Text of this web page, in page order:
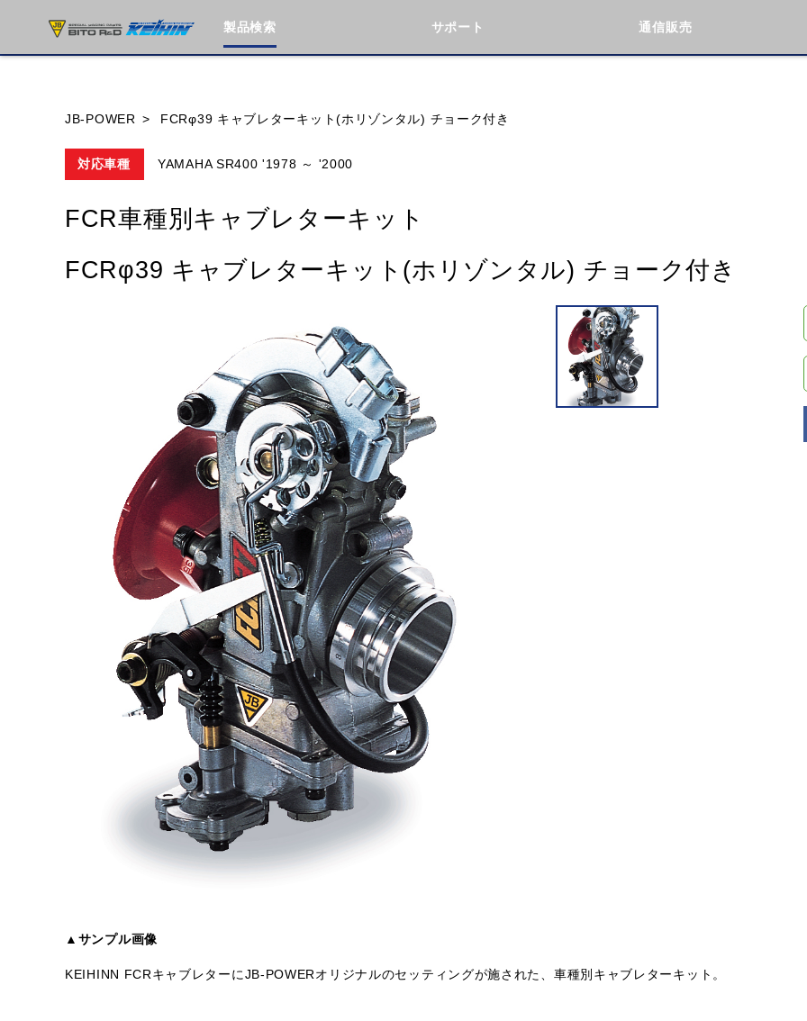
製品検索 サポート 通信販売
閉じる
JB-POWER FCRφ39 キャブレターキット(ホリゾンタル) チョーク付き
対応車種 YAMAHA SR400 '1978 ～ '2000
FCR車種別キャブレターキット
FCRφ39 キャブレターキット(ホリゾンタル) チョーク付き
▲サンプル画像
KEIHINN FCRキャブレターにJB-POWERオリジナルのセッティングが施された、車種別キャブレターキット。